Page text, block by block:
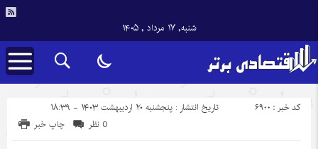
شنبه, ۱۷ مرداد , ۱۴۰۵
تاریخ انتشار : پنجشنبه ۲۰ اردیبهشت ۱۴۰۳ - ۱۸:۳۹ کد خبر : 6900
چاپ خبر 0 نظر